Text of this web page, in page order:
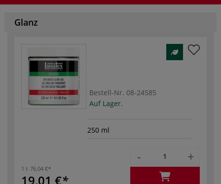
Glanz
Bestell-Nr. 08-24585
Auf Lager.
250 ml
1 l: 76,04 €
19,01 €
- +